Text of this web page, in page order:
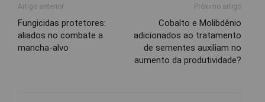
Artigo anterior
Fungicidas protetores:
aliados no combate a
mancha-alvo
Próximo artigo
Cobalto e Molibdênio
adicionados ao tratamento
de sementes auxiliam no
aumento da produtividade?